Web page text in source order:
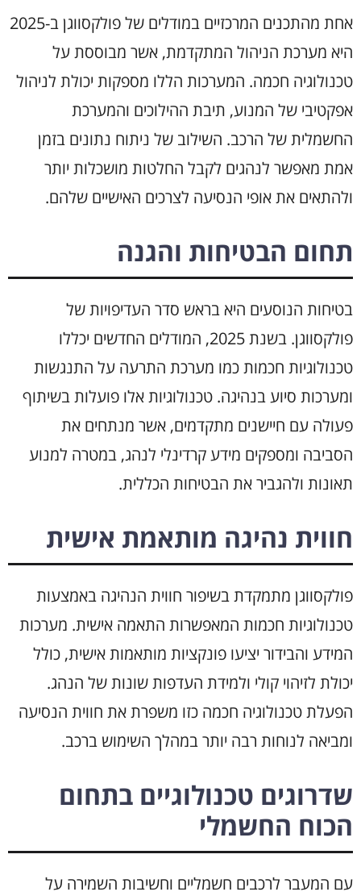
אחת מהתכנים המרכזיים במודלים של פולקסווגן ב-2025
היא מערכת הניהול המתקדמת, אשר מבוססת על
טכנולוגיה חכמה. המערכות הללו מספקות יכולת לניהול
אפקטיבי של המנוע, תיבת ההילוכים והמערכת
החשמלית של הרכב. השילוב של ניתוח נתונים בזמן
אמת מאפשר לנהגים לקבל החלטות מושכלות יותר
ולהתאים את אופי הנסיעה לצרכים האישיים שלהם.
תחום הבטיחות והגנה
בטיחות הנוסעים היא בראש סדר העדיפויות של
פולקסווגן. בשנת 2025, המודלים החדשים יכללו
טכנולוגיות חכמות כמו מערכת התרעה על התנגשות
ומערכות סיוע בנהיגה. טכנולוגיות אלו פועלות בשיתוף
פעולה עם חיישנים מתקדמים, אשר מנתחים את
הסביבה ומספקים מידע קרדינלי לנהג, במטרה למנוע
תאונות ולהגביר את הבטיחות הכללית.
חווית נהיגה מותאמת אישית
פולקסווגן מתמקדת בשיפור חווית הנהיגה באמצעות
טכנולוגיות חכמות המאפשרות התאמה אישית. מערכות
המידע והבידור יציעו פונקציות מותאמות אישית, כולל
יכולת לזיהוי קולי ולמידת העדפות שונות של הנהג.
הפעלת טכנולוגיה חכמה כזו משפרת את חווית הנסיעה
ומביאה לנוחות רבה יותר במהלך השימוש ברכב.
שדרוגים טכנולוגיים בתחום
הכוח החשמלי
עם המעבר לרכבים חשמליים וחשיבות השמירה על